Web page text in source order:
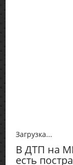
Загрузка...
В ДТП на
есть